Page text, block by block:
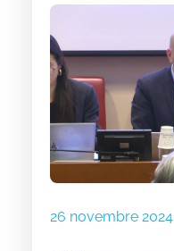
26 novembre 2024